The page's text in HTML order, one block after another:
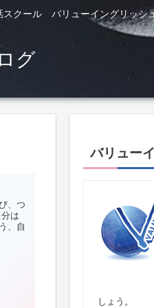
スクール バリューイングリッシ
グ
、つ
は
、自
バリュー
しょう。